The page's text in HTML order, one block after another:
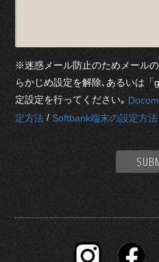
※迷惑メール防止のためメール
らかじめ設定を解除､あるいは
定設定を行ってください｡
定方法 / Softbank端末の設定方法